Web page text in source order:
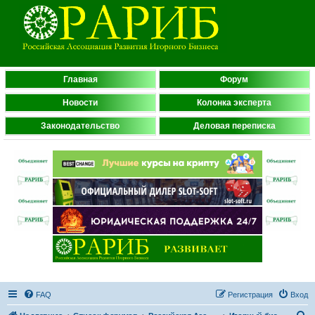
Главная Форум
Новости Колонка эксперта
Законодательство Деловая переписка
FAQ Вход
Регистрация